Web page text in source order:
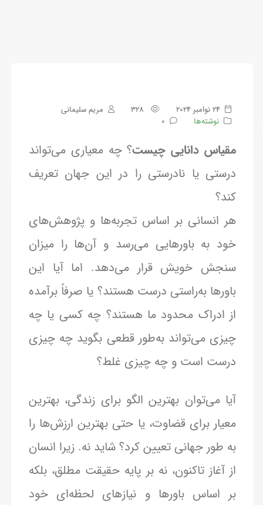
24 نوامبر 2024
مریم سلیمانی
نوشته‌ها
0
مقیاس دانایی چیست؟ چه معیاری می‌تواند
درستی یا نادرستی را در این جهان تعریف
کند؟
هر انسانی بر اساس تجربه‌ها و پژوهش‌های
خود به باورهایی می‌رسد و آن‌ها را میزان
سنجش خویش قرار می‌دهد. اما آیا این
باورها به‌راستی درست هستند؟ یا صرفاً برآمده
از ادراک محدود ما هستند؟ چه کسی یا چه
چیزی می‌تواند به‌طور قطعی بگوید چه چیزی
درست است و چه چیزی غلط؟
آیا می‌توان بهترین الگو برای زندگی، بهترین
معیار برای قضاوت، یا حتی بهترین ارزش‌ها را
به طور جهانی تعیین کرد؟ شاید نه. زیرا انسان
از آغاز تاکنون، نه بر پایه حقیقت مطلق، بلکه
بر اساس باورها و نیازهای لحظه‌ای خود